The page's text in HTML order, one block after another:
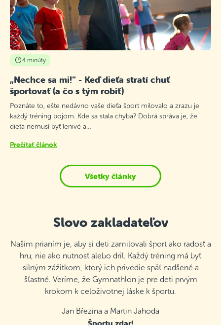
4 minúty
„Nechce sa mi!“ - Keď dieťa stratí chuť
športovať (a čo s tým robiť)
Poznáte to, ešte nedávno vaše dieťa šport milovalo a zrazu je
každý tréning bojom. Kde sa stala chyba? Dobrá správa je, že
dieťa nemusí byť lenivé a…
Prečítať článok
Všetky články
Slovo zakladateľov
Naším prianím je, aby si deti zamilovali šport ako radosť a
hru, nie ako nutnosť alebo dril. Každý tréning má byť
silným zážitkom, ktorý ich privedie späť nadšené a
šťastné. Veríme, že Gymnathlon je pre deti prvým
krokom k celoživotnej láske k športu.
Jan Březina a Martin Jahoda